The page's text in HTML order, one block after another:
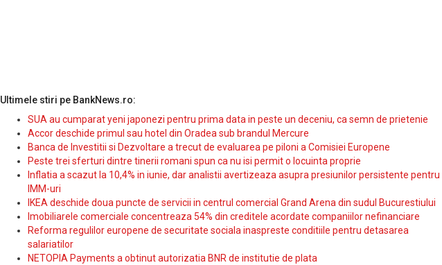
Ultimele stiri pe BankNews.ro:
SUA au cumparat yeni japonezi pentru prima data in peste un deceniu, ca semn de prietenie
Accor deschide primul sau hotel din Oradea sub brandul Mercure
Banca de Investitii si Dezvoltare a trecut de evaluarea pe piloni a Comisiei Europene
Peste trei sferturi dintre tinerii romani spun ca nu isi permit o locuinta proprie
Inflatia a scazut la 10,4% in iunie, dar analistii avertizeaza asupra presiunilor persistente pentru
IMM-uri
IKEA deschide doua puncte de servicii in centrul comercial Grand Arena din sudul Bucurestiului
Imobiliarele comerciale concentreaza 54% din creditele acordate companiilor nefinanciare
Reforma regulilor europene de securitate sociala inaspreste conditiile pentru detasarea
salariatilor
NETOPIA Payments a obtinut autorizatia BNR de institutie de plata